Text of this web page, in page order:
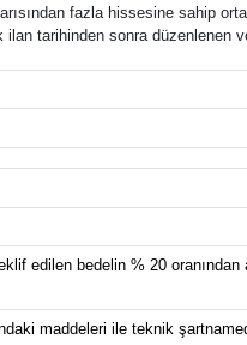
fazla hissesine sahip
tarihinden sonra düzenlenen
edilen bedelin % 20
maddeleri ile teknik